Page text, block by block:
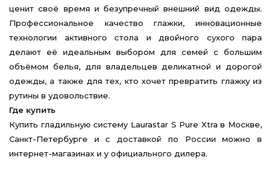
ценит своё время и безупречный внешний вид одежды.
Профессиональное качество глажки, инновационные
технологии активного стола и двойного сухого пара
делают её идеальным выбором для семей с большим
объёмом белья, для владельцев деликатной и дорогой
одежды, а также для тех, кто хочет превратить глажку из
рутины в удовольствие.
Где купить
Купить гладильную систему Laurastar S Pure Xtra в Москве,
Санкт-Петербурге и с доставкой по России можно в
интернет-магазинах и у официального дилера.